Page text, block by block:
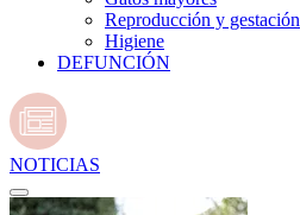
Reproducción y gestación
Higiene
DEFUNCIÓN
NOTICIAS